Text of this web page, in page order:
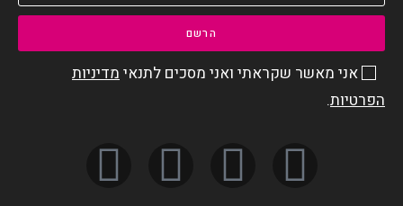
אני מאשר שקראתי ואני מסכים לתנאי מדיניות
הפרטיות.
הרשם